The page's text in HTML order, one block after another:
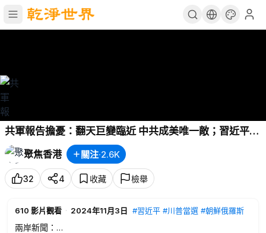
共軍報告擔憂：翻天巨變臨近 中共成美唯一敵；習近平罕
見承認這場危機 歷史大風暴在醞釀【今日新聞】
聚焦香港
關注·2.6K
32 4 收藏 檢舉
610 影片觀看 · 2024年11月3日 #習近平 #川普當選 #朝鮮俄羅斯
兩岸新聞：